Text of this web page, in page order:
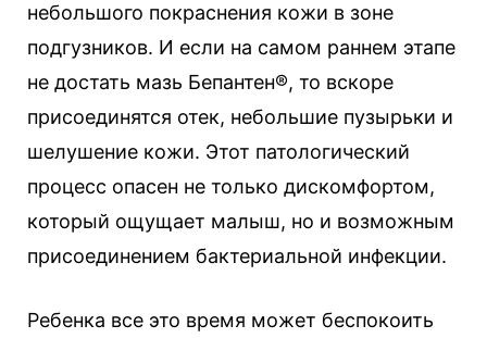
небольшого покраснения кожи в зоне
подгузников. И если на самом раннем этапе
не достать мазь Бепантен®, то вскоре
присоединятся отек, небольшие пузырьки и
шелушение кожи. Этот патологический
процесс опасен не только дискомфортом,
который ощущает малыш, но и возможным
присоединением бактериальной инфекции.
Ребенка все это время может беспокоить